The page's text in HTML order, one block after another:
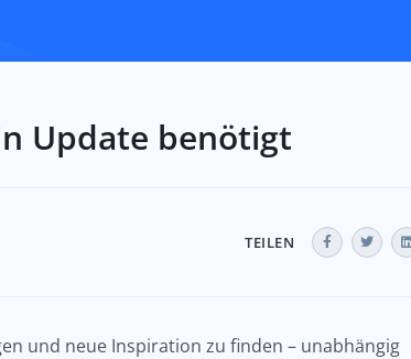
Update benötigt
TEILEN
und neue Inspiration zu finden – unabhängig